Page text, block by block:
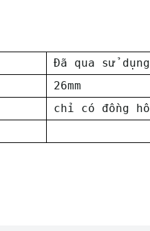
Đã qua sử dụng
26mm
chỉ có đồng hồ